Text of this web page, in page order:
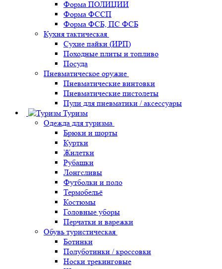
Форма ПОЛИЦИИ
Форма ФССП
Форма ФСБ, ПС ФСБ
Кухня тактическая
Сухие пайки (ИРП)
Походные плиты и топливо
Посуда
Пневматическое оружие
Пневматические винтовки
Пневматические пистолеты
Пули для пневматики / аксессуары
Туризм
Одежда для туризма
Брюки и шорты
Куртки
Жилетки
Рубашки
Лонгсливы
Футболки и поло
Термобельё
Костюмы
Головные уборы
Перчатки и варежки
Обувь туристическая
Ботинки
Полуботинки / кроссовки
Носки трекинговые